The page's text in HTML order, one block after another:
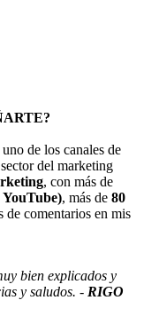
de los canales de
del marketing
, con más de
YouTube), más de 80
de comentarios en mis
bien explicados y
y saludos. - RIGO